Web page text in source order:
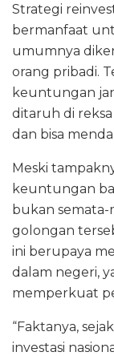
Strategi
bermanfaat
umumnya
orang pribadi.
keuntungan
ditaruh di
dan bisa
Meski
keuntungan
bukan
golongan
ini berupaya
dalam negeri,
memperkuat
“Faktanya,
investasi